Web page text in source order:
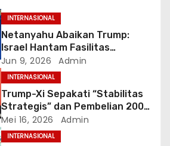
INTERNASIONAL
Netanyahu Abaikan Trump:
Israel Hantam Fasilitas
Petrokimia Iran di Hari ke-100
Perang
Jun 9, 2026 Admin
INTERNASIONAL
Trump-Xi Sepakati “Stabilitas
Strategis” dan Pembelian 200
Pesawat Boeing dalam
Kunjungan Bersejarah di Beijing
Mei 16, 2026 Admin
INTERNASIONAL